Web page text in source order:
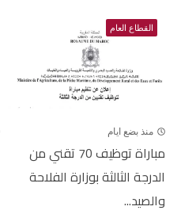
القطاع العام
منذ بضع ايام
مباراة توظيف 70 تقني من
الدرجة الثالثة بوزارة الفلاحة
والصيد...